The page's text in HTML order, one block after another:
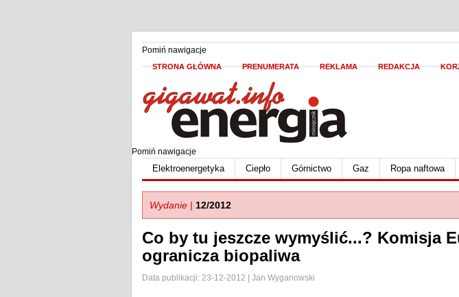
Pomiń nawigacje
STRONA GŁÓWNA PRENUMERATA REKLAMA REDAKCJA
Pomiń nawigacje
Elektroenergetyka Ciepło Górnictwo Gaz Ropa naftowa
Wydanie | 12/2012
Co by tu jeszcze wymyślić...? Komisja
ogranicza biopaliwa
Data publikacji: 23-12-2012 | Jan Wyganowski